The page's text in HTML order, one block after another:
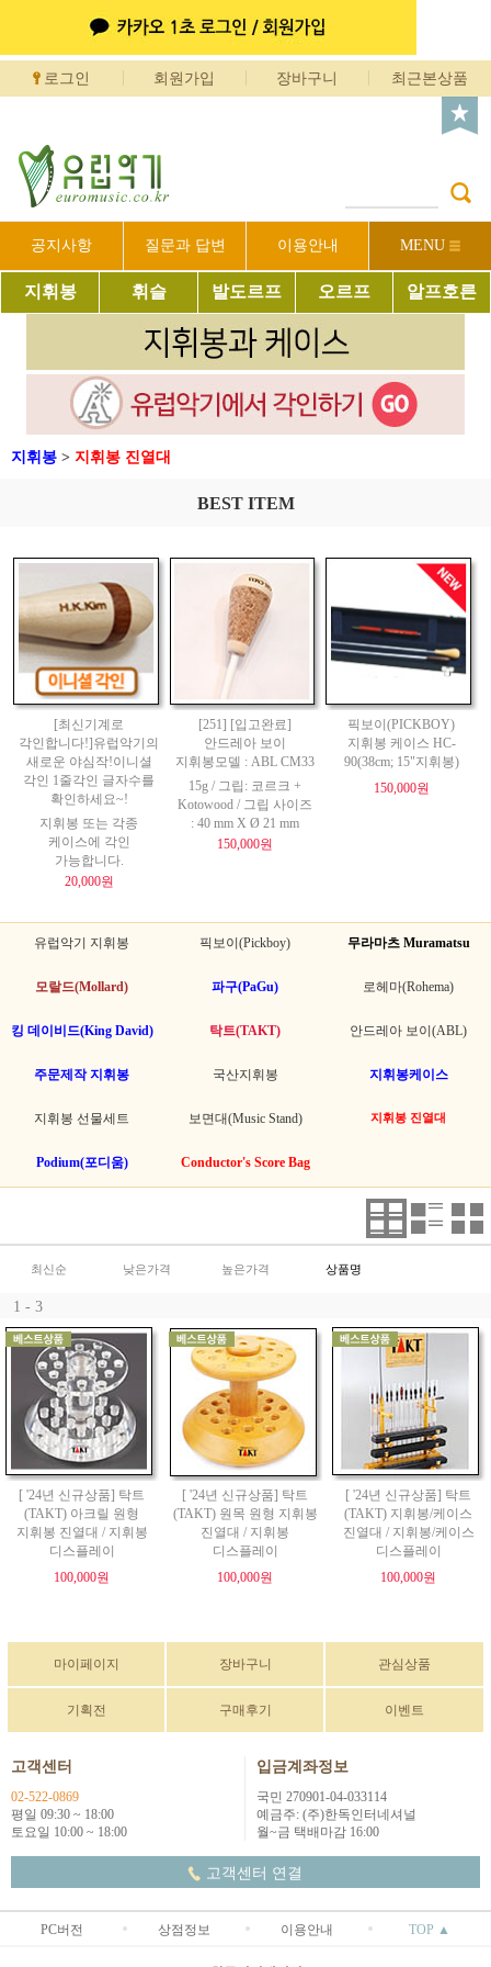
로그인 회원가입 장바구니 최근본상품
공지사항 질문과 답변 이용안내 MENU
지휘봉 휘슬 발도르프 오르프 알프호른
지휘봉 > 지휘봉 진열대
BEST ITEM
[최신기계로
각인합니다!]유럽악기의
새로운 야심작!이니셜
각인 1줄각인 글자수를
확인하세요~!
지휘봉 또는 각종
케이스에 각인
가능합니다.
20,000원
[251] [입고완료]
안드레아 보이
지휘봉모델 : ABL CM33
15g / 그립: 코르크 +
Kotowood / 그립 사이즈
: 40 mm X Ø 21 mm
150,000원
픽보이(PICKBOY)
지휘봉 케이스 HC-
90(38cm; 15"지휘봉)
150,000원
유럽악기 지휘봉 픽보이(Pickboy) 무라마츠 Muramatsu
모랄드(Mollard) 파구(PaGu) 로헤마(Rohema)
킹 데이비드(King David) 탁트(TAKT) 안드레아 보이(ABL)
주문제작 지휘봉 국산지휘봉 지휘봉케이스
지휘봉 선물세트 보면대(Music Stand) 지휘봉 진열대
Podium(포디움) Conductor's Score Bag
최신순 낮은가격 높은가격 상품명
1 - 3
[ '24년 신규상품] 탁트
(TAKT) 아크릴 원형
지휘봉 진열대 / 지휘봉
디스플레이
100,000원
[ '24년 신규상품] 탁트
(TAKT) 원목 원형 지휘봉
진열대 / 지휘봉
디스플레이
100,000원
[ '24년 신규상품] 탁트
(TAKT) 지휘봉/케이스
진열대 / 지휘봉/케이스
디스플레이
100,000원
마이페이지 장바구니 관심상품
기획전 구매후기 이벤트
고객센터
02-522-0869
평일 09:30 ~ 18:00
토요일 10:00 ~ 18:00
입금계좌정보
국민 270901-04-033114
예금주: (주)한독인터네셔널
월~금 택배마감 16:00
고객센터 연결
PC버전 상점정보 이용안내 TOP ▲